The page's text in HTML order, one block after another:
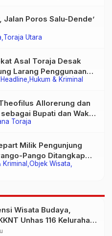
Toraja Utara
Jalan Poros Salu-Dende’
Headline Hukum & Kriminal
Asal Toraja Desak
Larang Penggunaan
Eksekusi Rumah Adat
Toraja
Allorerung dan
Bupati dan Wakil
Terpilih
Kriminal Objek Wisata
Milik Pengunjung
Pango Ditangkap
Wisata Budaya,
Unhas 116 Kelurahan
Pasang Papan